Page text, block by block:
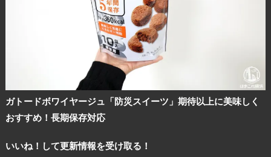
ガトードボワイヤージュ「防災スイーツ」期待以上に美味しく
おすすめ！長期保存対応
いいね！して更新情報を受け取る！